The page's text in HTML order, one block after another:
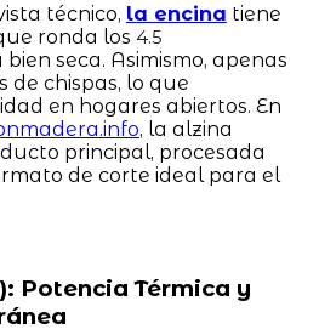
técnico, la encina tiene
ronda los 4.5
seca. Asimismo, apenas
de chispas, lo que
en hogares abiertos. En
, la alzina
principal, procesada
de corte ideal para el
Potencia Térmica y